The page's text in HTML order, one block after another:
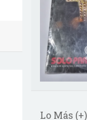
Lo Más